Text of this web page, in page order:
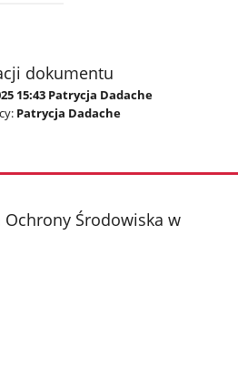
dokumentu
15:43 Patrycja Dadache
Patrycja Dadache
Środowiska w